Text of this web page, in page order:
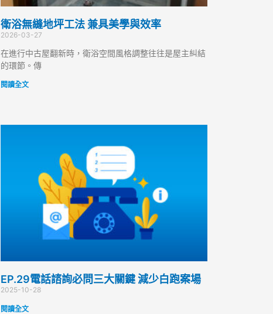
衛浴無縫地坪工法 兼具美學與效率
2026-03-27
在進行中古屋翻新時，衛浴空間風格調整往往是屋主糾結
的環節。傳
閱讀全文
EP.29電話諮詢必問三大關鍵 減少白跑案場
2025-10-28
閱讀全文